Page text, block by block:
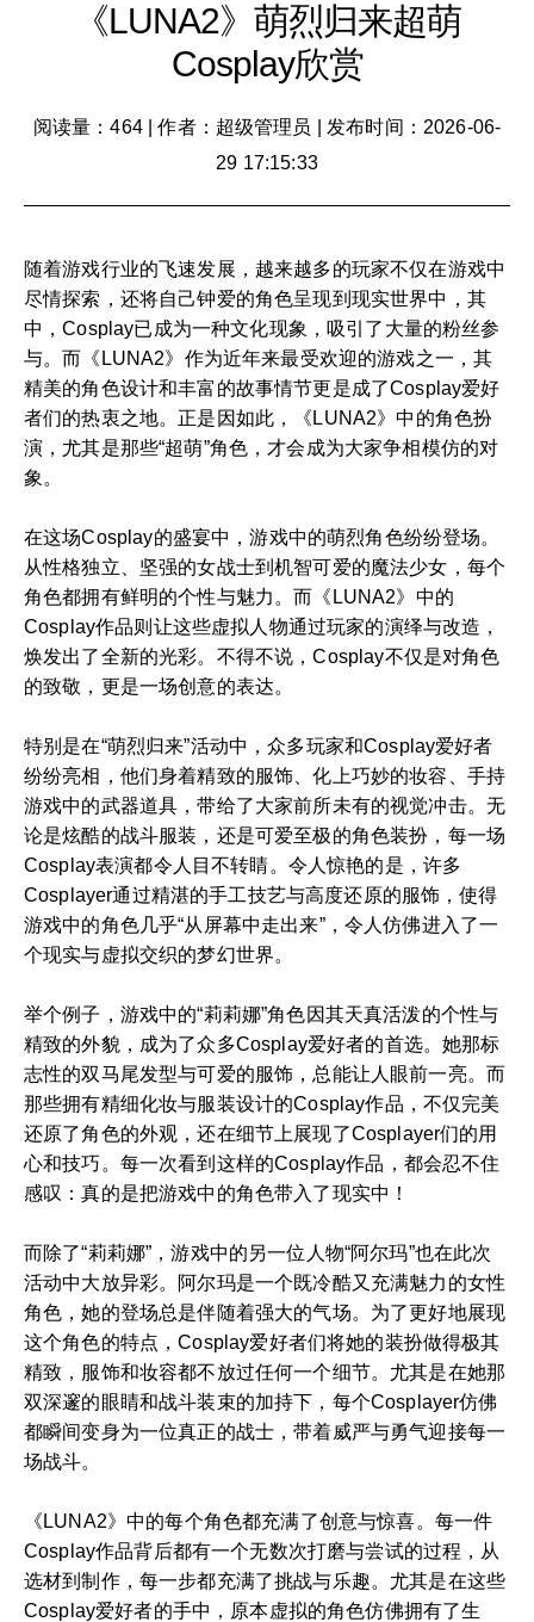
《LUNA2》萌烈归来超萌
Cosplay欣赏
阅读量：464|作者：超级管理员
发布时间：2026-06-
29 17:15:33
随着游戏行业的飞速发展，越来越多的玩家不仅在游戏中
尽情探索，还将自己钟爱的角色呈现到现实世界中，其
中，Cosplay已成为一种文化现象，吸引了大量的粉丝参
与。而《LUNA2》作为近年来最受欢迎的游戏之一，其
精美的角色设计和丰富的故事情节更是成了Cosplay爱好
者们的热衷之地。正是因如此，《LUNA2》中的角色扮
演，尤其是那些“超萌”角色，才会成为大家争相模仿的对
象。
在这场Cosplay的盛宴中，游戏中的萌烈角色纷纷登场。
从性格独立、坚强的女战士到机智可爱的魔法少女，每个
角色都拥有鲜明的个性与魅力。而《LUNA2》中的
Cosplay作品则让这些虚拟人物通过玩家的演绎与改造，
焕发出了全新的光彩。不得不说，Cosplay不仅是对角色
的致敬，更是一场创意的表达。
特别是在“萌烈归来”活动中，众多玩家和Cosplay爱好者
纷纷亮相，他们身着精致的服饰、化上巧妙的妆容、手持
游戏中的武器道具，带给了大家前所未有的视觉冲击。无
论是炫酷的战斗服装，还是可爱至极的角色装扮，每一场
Cosplay表演都令人目不转睛。令人惊艳的是，许多
Cosplayer通过精湛的手工技艺与高度还原的服饰，使得
游戏中的角色几乎“从屏幕中走出来”，令人仿佛进入了一
个现实与虚拟交织的梦幻世界。
举个例子，游戏中的“莉莉娜”角色因其天真活泼的个性与
精致的外貌，成为了众多Cosplay爱好者的首选。她那标
志性的双马尾发型与可爱的服饰，总能让人眼前一亮。而
那些拥有精细化妆与服装设计的Cosplay作品，不仅完美
还原了角色的外观，还在细节上展现了Cosplayer们的用
心和技巧。每一次看到这样的Cosplay作品，都会忍不住
感叹：真的是把游戏中的角色带入了现实中！
而除了“莉莉娜”，游戏中的另一位人物“阿尔玛”也在此次
活动中大放异彩。阿尔玛是一个既冷酷又充满魅力的女性
角色，她的登场总是伴随着强大的气场。为了更好地展现
这个角色的特点，Cosplay爱好者们将她的装扮做得极其
精致，服饰和妆容都不放过任何一个细节。尤其是在她那
双深邃的眼睛和战斗装束的加持下，每个Cosplayer仿佛
都瞬间变身为一位真正的战士，带着威严与勇气迎接每一
场战斗。
《LUNA2》中的每个角色都充满了创意与惊喜。每一件
Cosplay作品背后都有一个无数次打磨与尝试的过程，从
选材到制作，每一步都充满了挑战与乐趣。尤其是在这些
Cosplay爱好者的手中，原本虚拟的角色仿佛拥有了生